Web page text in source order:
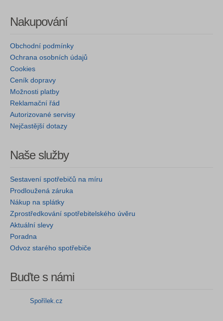
Nakupování
Obchodní podmínky
Ochrana osobních údajů
Cookies
Ceník dopravy
Možnosti platby
Reklamační řád
Autorizované servisy
Nejčastější dotazy
Naše služby
Sestavení spotřebičů na míru
Prodloužená záruka
Nákup na splátky
Zprostředkování spotřebitelského úvěru
Aktuální slevy
Poradna
Odvoz starého spotřebiče
Buďte s námi
Spořílek.cz